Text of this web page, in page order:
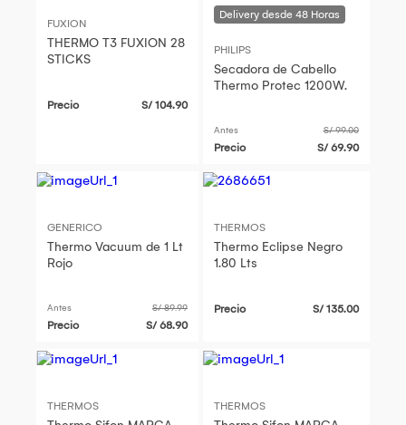
FUXION
THERMO T3 FUXION 28
STICKS
Precio S/ 104.90
PHILIPS
Secadora de Cabello
Thermo Protec 1200W.
Antes S/ 99.00
Precio S/ 69.90
GENERICO
Thermo Vacuum de 1 Lt
Rojo
Antes S/ 89.99
Precio S/ 68.90
THERMOS
Thermo Eclipse Negro
1.80 Lts
Precio S/ 135.00
THERMOS THERMOS